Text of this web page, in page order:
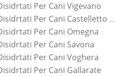
Per Cani Vigevano
Costo Snack Disidrtati Per Cani Castelletto Sopra Ticino
Per Cani Omegna
Per Cani Savona
Per Cani Voghera
Per Cani Gallarate